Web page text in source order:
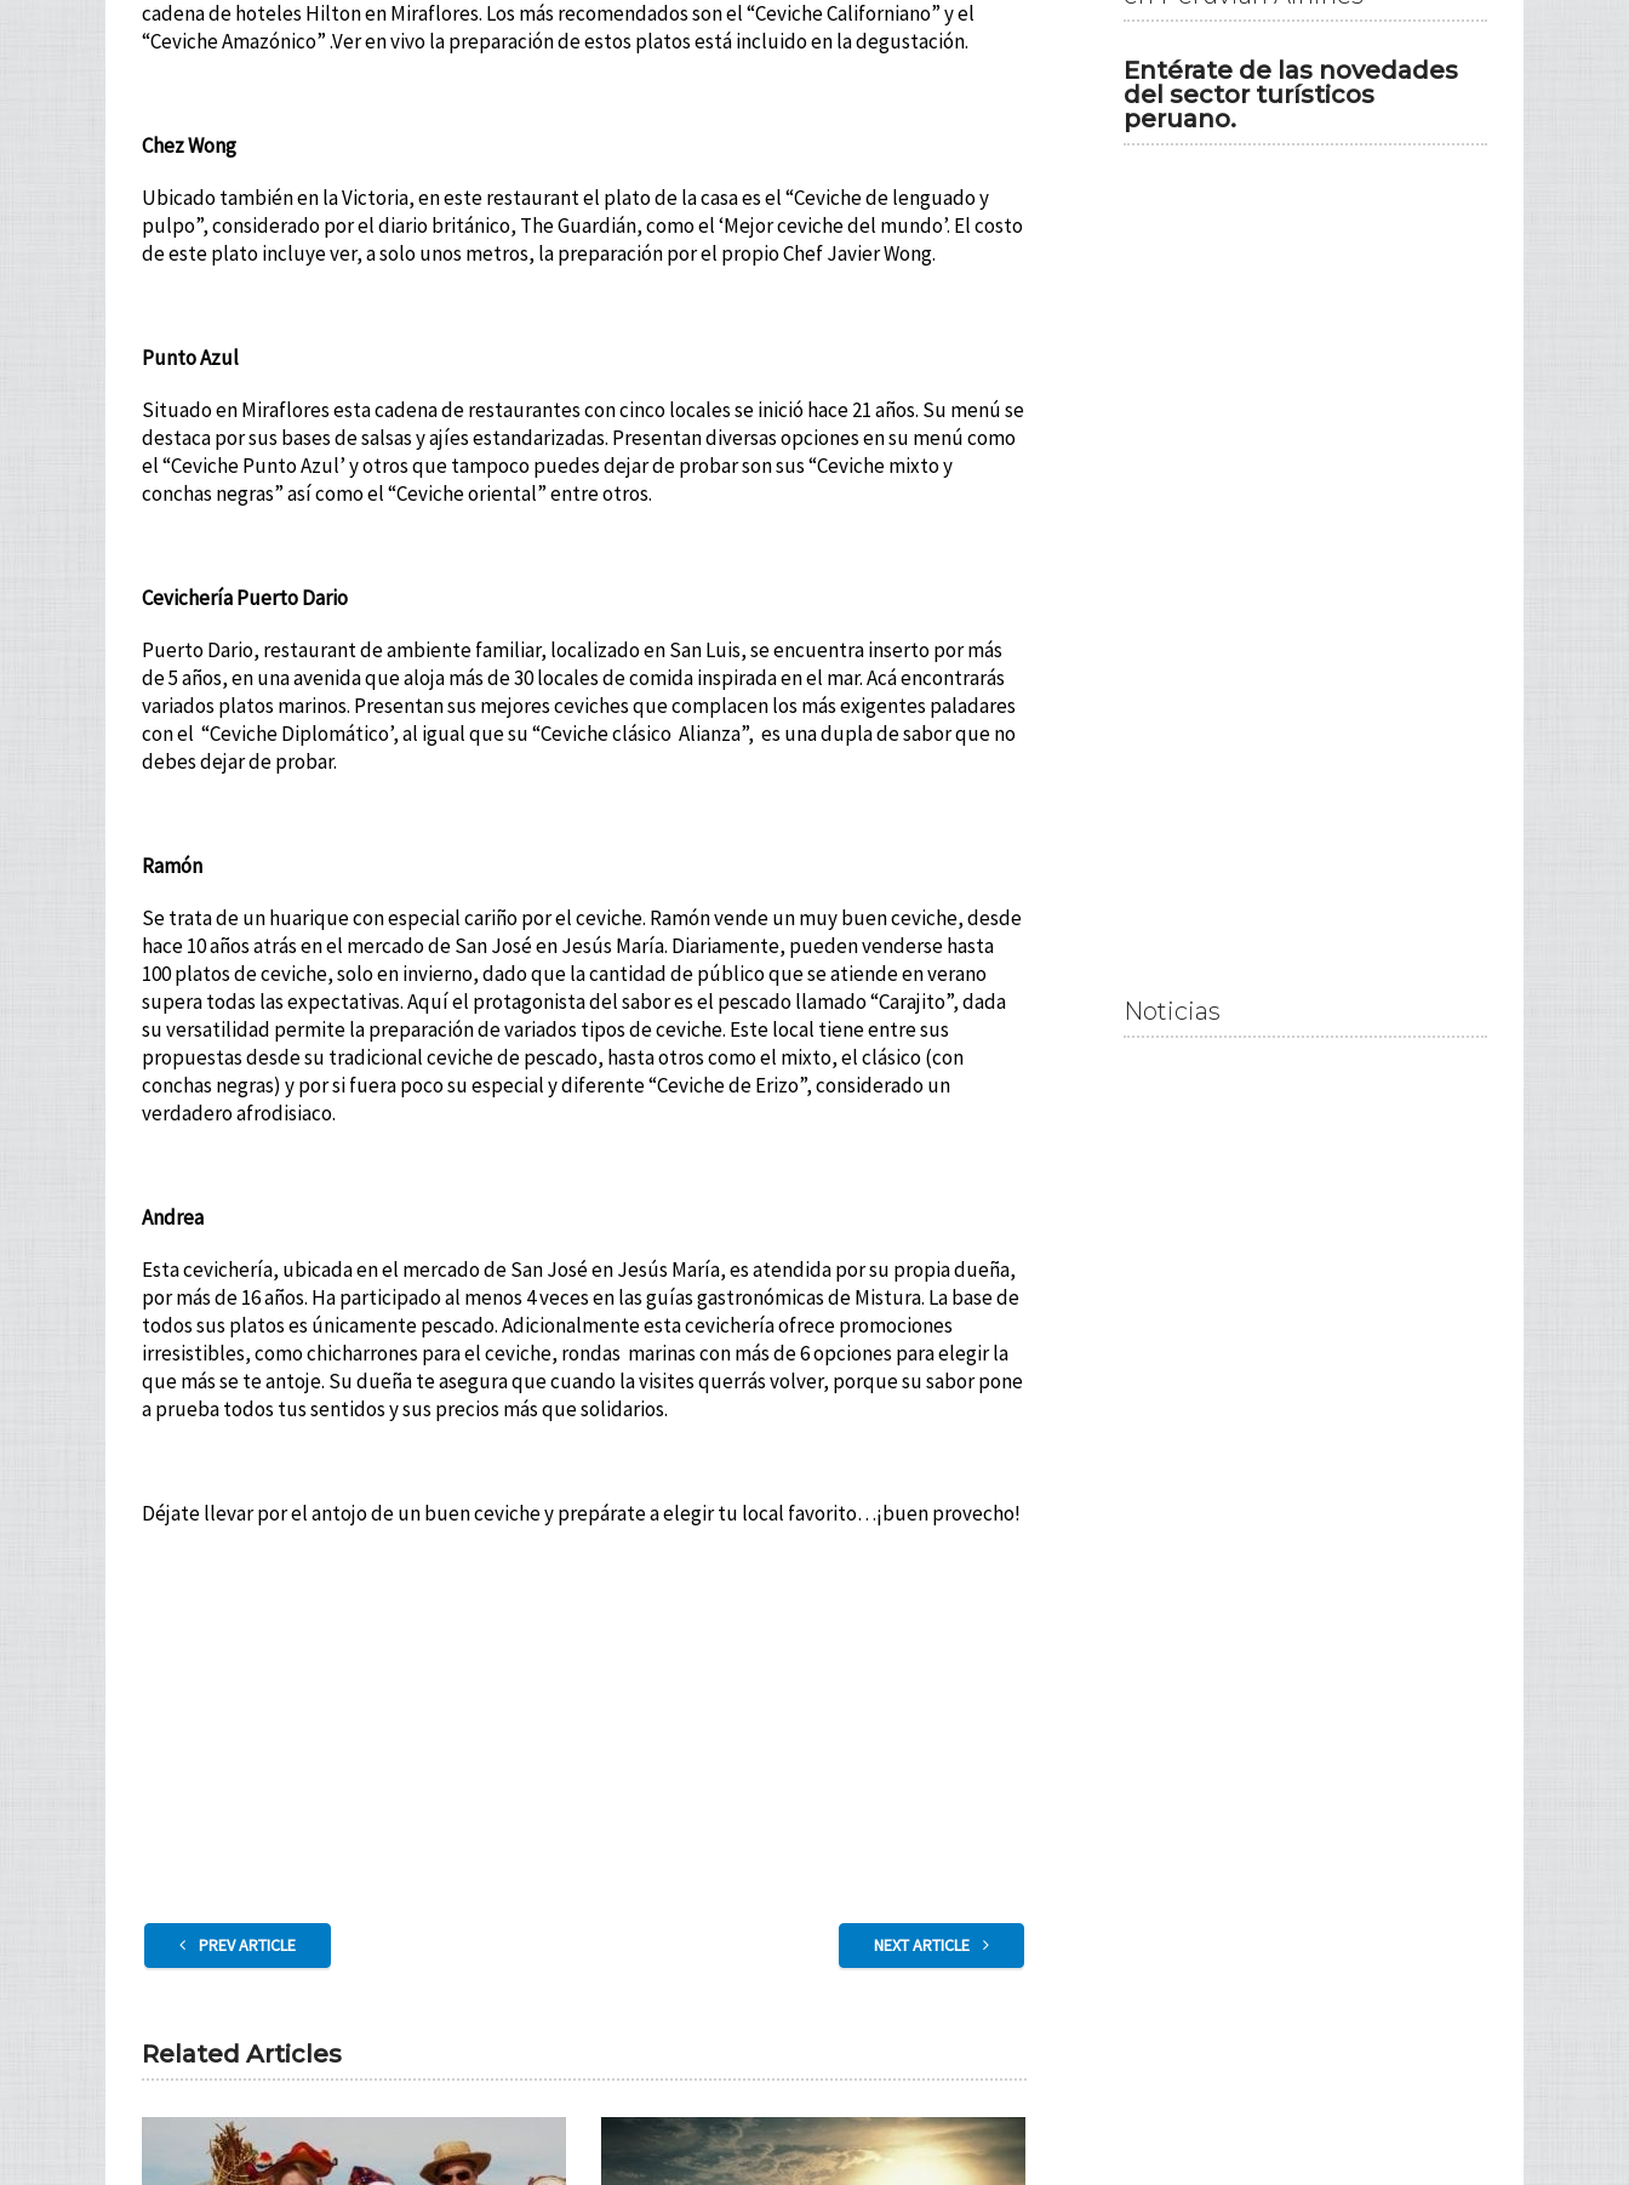
cadena de hoteles Hilton en Miraflores. Los más recomendados son el “Ceviche Californiano” y el
“Ceviche Amazónico” .Ver en vivo la preparación de estos platos está incluido en la degustación.
Chez Wong
Ubicado también en la Victoria, en este restaurant el plato de la casa es el “Ceviche de lenguado y
pulpo”, considerado por el diario británico, The Guardián, como el ‘Mejor ceviche del mundo’. El costo
de este plato incluye ver, a solo unos metros, la preparación por el propio Chef Javier Wong.
Punto Azul
Situado en Miraflores esta cadena de restaurantes con cinco locales se inició hace 21 años. Su menú se
destaca por sus bases de salsas y ajíes estandarizadas. Presentan diversas opciones en su menú como
el “Ceviche Punto Azul’ y otros que tampoco puedes dejar de probar son sus “Ceviche mixto y
conchas negras” así como el “Ceviche oriental” entre otros.
Cevichería Puerto Dario
Puerto Dario, restaurant de ambiente familiar, localizado en San Luis, se encuentra inserto por más
de 5 años, en una avenida que aloja más de 30 locales de comida inspirada en el mar. Acá encontrarás
variados platos marinos. Presentan sus mejores ceviches que complacen los más exigentes paladares
con el “Ceviche Diplomático’, al igual que su “Ceviche clásico Alianza”, es una dupla de sabor que no
debes dejar de probar.
Ramón
Se trata de un huarique con especial cariño por el ceviche. Ramón vende un muy buen ceviche, desde
hace 10 años atrás en el mercado de San José en Jesús María. Diariamente, pueden venderse hasta
100 platos de ceviche, solo en invierno, dado que la cantidad de público que se atiende en verano
supera todas las expectativas. Aquí el protagonista del sabor es el pescado llamado “Carajito”, dada
su versatilidad permite la preparación de variados tipos de ceviche. Este local tiene entre sus
propuestas desde su tradicional ceviche de pescado, hasta otros como el mixto, el clásico (con
conchas negras) y por si fuera poco su especial y diferente “Ceviche de Erizo”, considerado un
verdadero afrodisiaco.
Andrea
Esta cevichería, ubicada en el mercado de San José en Jesús María, es atendida por su propia dueña,
por más de 16 años. Ha participado al menos 4 veces en las guías gastronómicas de Mistura. La base de
todos sus platos es únicamente pescado. Adicionalmente esta cevichería ofrece promociones
irresistibles, como chicharrones para el ceviche, rondas marinas con más de 6 opciones para elegir la
que más se te antoje. Su dueña te asegura que cuando la visites querrás volver, porque su sabor pone
a prueba todos tus sentidos y sus precios más que solidarios.
Déjate llevar por el antojo de un buen ceviche y prepárate a elegir tu local favorito…¡buen provecho!
PREV ARTICLE NEXT ARTICLE
Related Articles
Entérate de las novedades
del sector turísticos
peruano.
Noticias